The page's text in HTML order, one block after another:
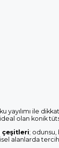
yayılımı ile
olan konik
çeşitleri; odunsu,
alanlarda